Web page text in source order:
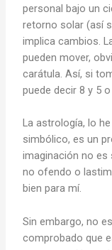
personal bajo un
retorno solar (así
implica cambios.
pueden mover,
carátula. Así, si
puede decir 8 y 5
La astrología, lo
simbólico, es un
imaginación no es
no ofendo o
bien para mí.
Sin embargo, no
comprobado que